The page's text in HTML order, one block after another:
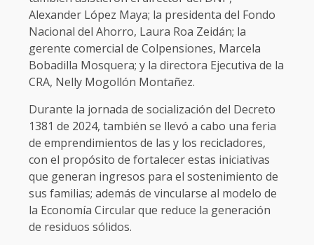
Alexander López Maya; la presidenta del Fondo
Nacional del Ahorro, Laura Roa Zeidán; la
gerente comercial de Colpensiones, Marcela
Bobadilla Mosquera; y la directora Ejecutiva de la
CRA, Nelly Mogollón Montañez.
Durante la jornada de socialización del Decreto
1381 de 2024, también se llevó a cabo una feria
de emprendimientos de las y los recicladores,
con el propósito de fortalecer estas iniciativas
que generan ingresos para el sostenimiento de
sus familias; además de vincularse al modelo de
la Economía Circular que reduce la generación
de residuos sólidos.